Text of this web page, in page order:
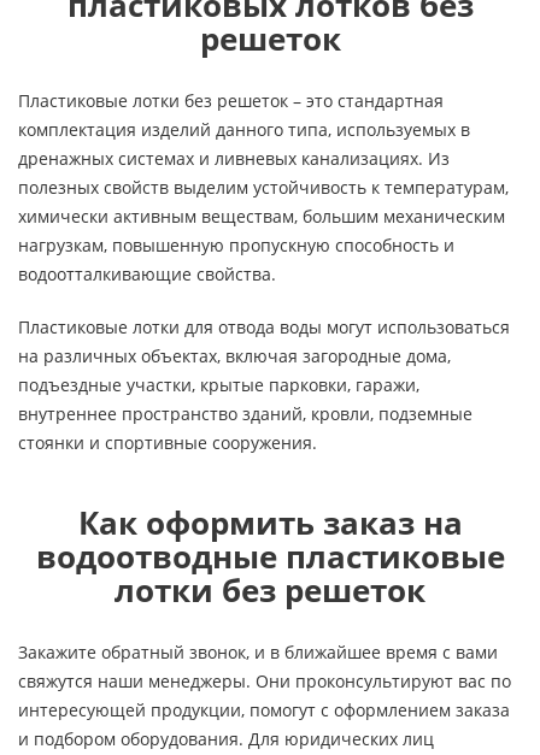
решеток
Пластиковые лотки без решеток – это стандартная
комплектация изделий данного типа, используемых в
дренажных системах и ливневых канализациях. Из
полезных свойств выделим устойчивость к температурам,
химически активным веществам, большим механическим
нагрузкам, повышенную пропускную способность и
водоотталкивающие свойства.
Пластиковые лотки для отвода воды могут использоваться
на различных объектах, включая загородные дома,
подъездные участки, крытые парковки, гаражи,
внутреннее пространство зданий, кровли, подземные
стоянки и спортивные сооружения.
Как оформить заказ на
водоотводные пластиковые
лотки без решеток
Закажите обратный звонок, и в ближайшее время с вами
свяжутся наши менеджеры. Они проконсультируют вас по
интересующей продукции, помогут с оформлением заказа
и подбором оборудования. Для юридических лиц